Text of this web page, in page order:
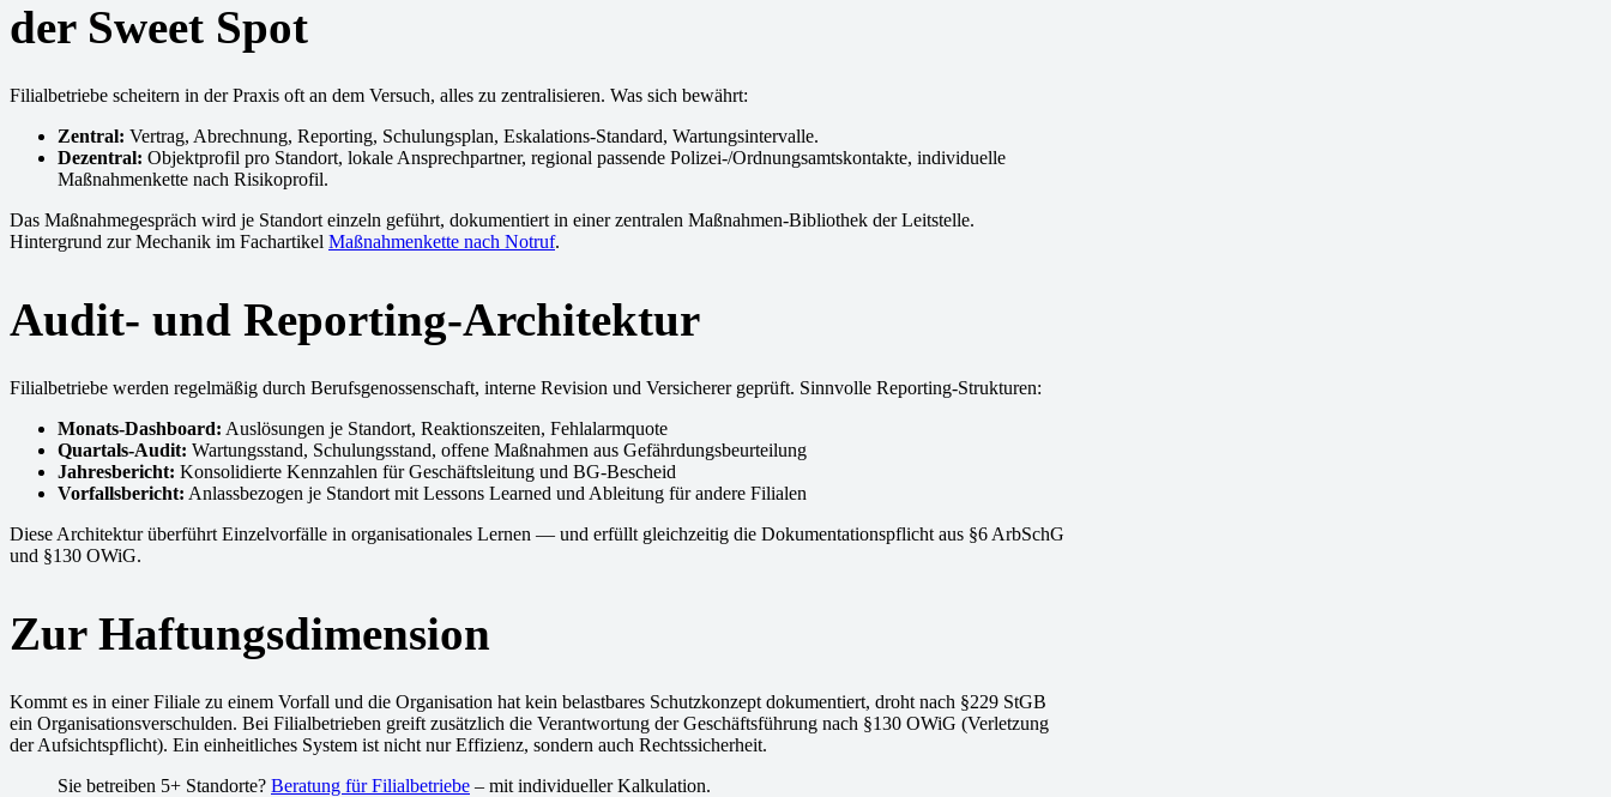
der Sweet Spot
Filialbetriebe scheitern in der Praxis oft an dem Versuch, alles zu zentralisieren. Was sich bewährt:
Zentral: Vertrag, Abrechnung, Reporting, Schulungsplan, Eskalations-Standard, Wartungsintervalle.
Dezentral: Objektprofil pro Standort, lokale Ansprechpartner, regional passende Polizei-/Ordnungsamtskontakte, individuelle
Maßnahmenkette nach Risikoprofil.
Das Maßnahmegespräch wird je Standort einzeln geführt, dokumentiert in einer zentralen Maßnahmen-Bibliothek der Leitstelle.
Hintergrund zur Mechanik im Fachartikel Maßnahmenkette nach Notruf.
Audit- und Reporting-Architektur
Filialbetriebe werden regelmäßig durch Berufsgenossenschaft, interne Revision und Versicherer geprüft. Sinnvolle Reporting-Strukturen:
Monats-Dashboard: Auslösungen je Standort, Reaktionszeiten, Fehlalarmquote
Quartals-Audit: Wartungsstand, Schulungsstand, offene Maßnahmen aus Gefährdungsbeurteilung
Jahresbericht: Konsolidierte Kennzahlen für Geschäftsleitung und BG-Bescheid
Vorfallsbericht: Anlassbezogen je Standort mit Lessons Learned und Ableitung für andere Filialen
Diese Architektur überführt Einzelvorfälle in organisationales Lernen — und erfüllt gleichzeitig die Dokumentationspflicht aus §6 ArbSchG
und §130 OWiG.
Zur Haftungsdimension
Kommt es in einer Filiale zu einem Vorfall und die Organisation hat kein belastbares Schutzkonzept dokumentiert, droht nach §229 StGB
ein Organisationsverschulden. Bei Filialbetrieben greift zusätzlich die Verantwortung der Geschäftsführung nach §130 OWiG (Verletzung
der Aufsichtspflicht). Ein einheitliches System ist nicht nur Effizienz, sondern auch Rechtssicherheit.
Sie betreiben 5+ Standorte? Beratung für Filialbetriebe – mit individueller Kalkulation.